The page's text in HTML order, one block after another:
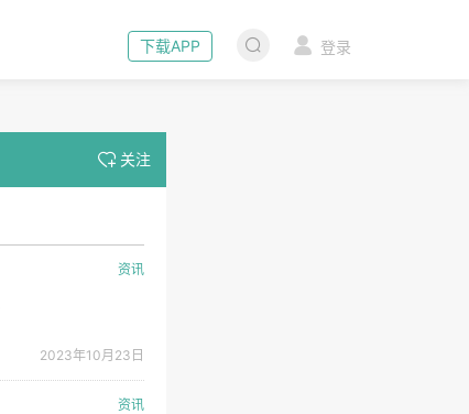
下载APP 登录
关注
资讯
2023年10月23日
资讯